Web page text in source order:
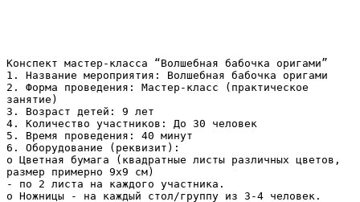
Конспект мастер-класса “Волшебная бабочка оригами”
1. Название мероприятия: Волшебная бабочка оригами
2. Форма проведения: Мастер-класс (практическое
занятие)
3. Возраст детей: 9 лет
4. Количество участников: До 30 человек
5. Время проведения: 40 минут
6. Оборудование (реквизит):
o Цветная бумага (квадратные листы различных цветов,
размер примерно 9х9 см)
- по 2 листа на каждого участника.
o Ножницы - на каждый стол/группу из 3-4 человек.